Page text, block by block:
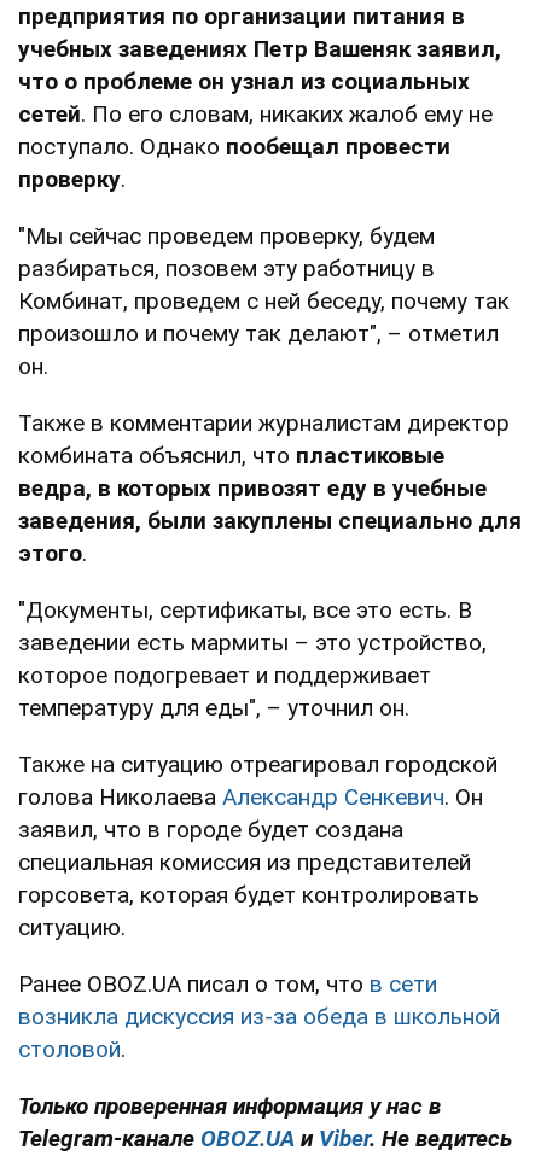
предприятия по организации питания в
учебных заведениях Петр Вашеняк заявил,
что о проблеме он узнал из социальных
сетей. По его словам, никаких жалоб ему не
поступало. Однако пообещал провести
проверку.
"Мы сейчас проведем проверку, будем
разбираться, позовем эту работницу в
Комбинат, проведем с ней беседу, почему так
произошло и почему так делают", – отметил
он.
Также в комментарии журналистам директор
комбината объяснил, что пластиковые
ведра, в которых привозят еду в учебные
заведения, были закуплены специально для
этого.
"Документы, сертификаты, все это есть. В
заведении есть мармиты – это устройство,
которое подогревает и поддерживает
температуру для еды", – уточнил он.
Также на ситуацию отреагировал городской
голова Николаева Александр Сенкевич. Он
заявил, что в городе будет создана
специальная комиссия из представителей
горсовета, которая будет контролировать
ситуацию.
Ранее OBOZ.UA писал о том, что в сети
возникла дискуссия из-за обеда в школьной
столовой.
Только проверенная информация у нас в
Telegram-канале OBOZ.UA и Viber. Не ведитесь